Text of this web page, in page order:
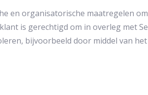
en organisatorische maatregelen
is gerechtigd om in overleg met
bijvoorbeeld door middel van